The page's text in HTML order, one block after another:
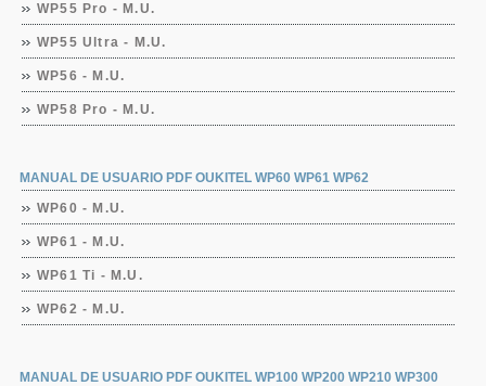
WP55 Pro - M.U.
WP55 Ultra - M.U.
WP56 - M.U.
WP58 Pro - M.U.
MANUAL DE USUARIO PDF OUKITEL WP60 WP61 WP62
WP60 - M.U.
WP61 - M.U.
WP61 Ti - M.U.
WP62 - M.U.
MANUAL DE USUARIO PDF OUKITEL WP100 WP200 WP210 WP300